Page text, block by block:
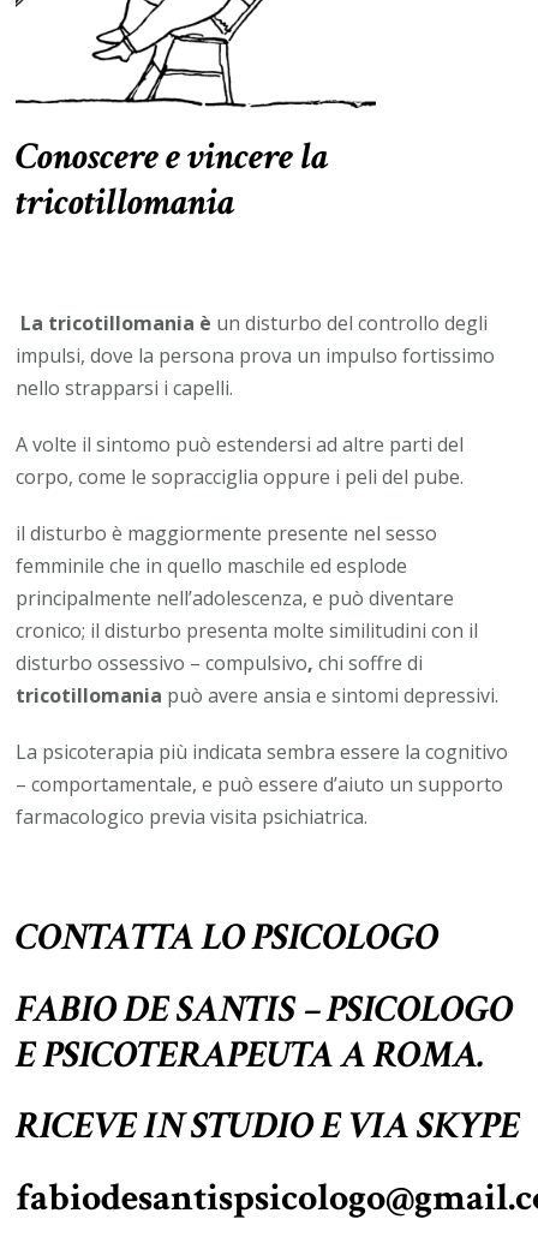
Conoscere e vincere la
tricotillomania
La tricotillomania è un disturbo del controllo degli
impulsi, dove la persona prova un impulso fortissimo
nello strapparsi i capelli.
A volte il sintomo può estendersi ad altre parti del
corpo, come le sopracciglia oppure i peli del pube.
il disturbo è maggiormente presente nel sesso
femminile che in quello maschile ed esplode
principalmente nell’adolescenza, e può diventare
cronico; il disturbo presenta molte similitudini con il
disturbo ossessivo – compulsivo,chi soffre di
tricotillomania può avere ansia e sintomi depressivi.
La psicoterapia più indicata sembra essere la cognitivo
– comportamentale, e può essere d’aiuto un supporto
farmacologico previa visita psichiatrica.
CONTATTA LO PSICOLOGO
FABIO DE SANTIS – PSICOLOGO
E PSICOTERAPEUTA A ROMA.
RICEVE IN STUDIO EVIASKYPE